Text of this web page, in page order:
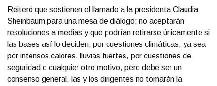
Reiteró que sostienen el llamado a la presidenta Claudia
Sheinbaum para una mesa de diálogo; no aceptarán
resoluciones a medias y que podrían retirarse únicamente si
las bases así lo deciden, por cuestiones climáticas, ya sea
por intensos calores, lluvias fuertes, por cuestiones de
seguridad o cualquier otro motivo, pero debe ser un
consenso general, las y los dirigentes no tomarán la